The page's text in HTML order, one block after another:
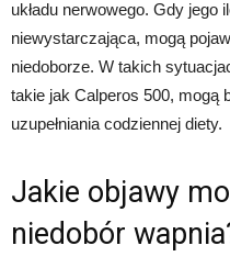
układu nerwowego. Gdy jego
niewystarczająca, mogą
niedoborze. W takich
takie jak Calperos 500, mogą
uzupełniania codziennej diety.
Jakie objawy
niedobór